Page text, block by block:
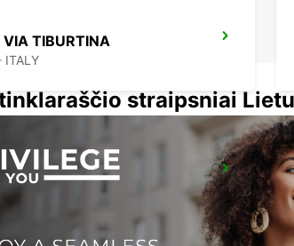
VIA TIBURTINA
ITALY
VIA TUSCOLANA
ITALY
straipsniai